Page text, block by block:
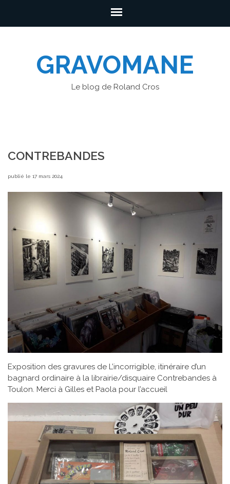
GRAVOMANE
Le blog de Roland Cros
CONTREBANDES
publié le 17 mars 2024
Exposition des gravures de L’incorrigible, itinéraire d’un
bagnard ordinaire à la librairie/disquaire Contrebandes à
Toulon. Merci à Gilles et Paola pour l’accueil